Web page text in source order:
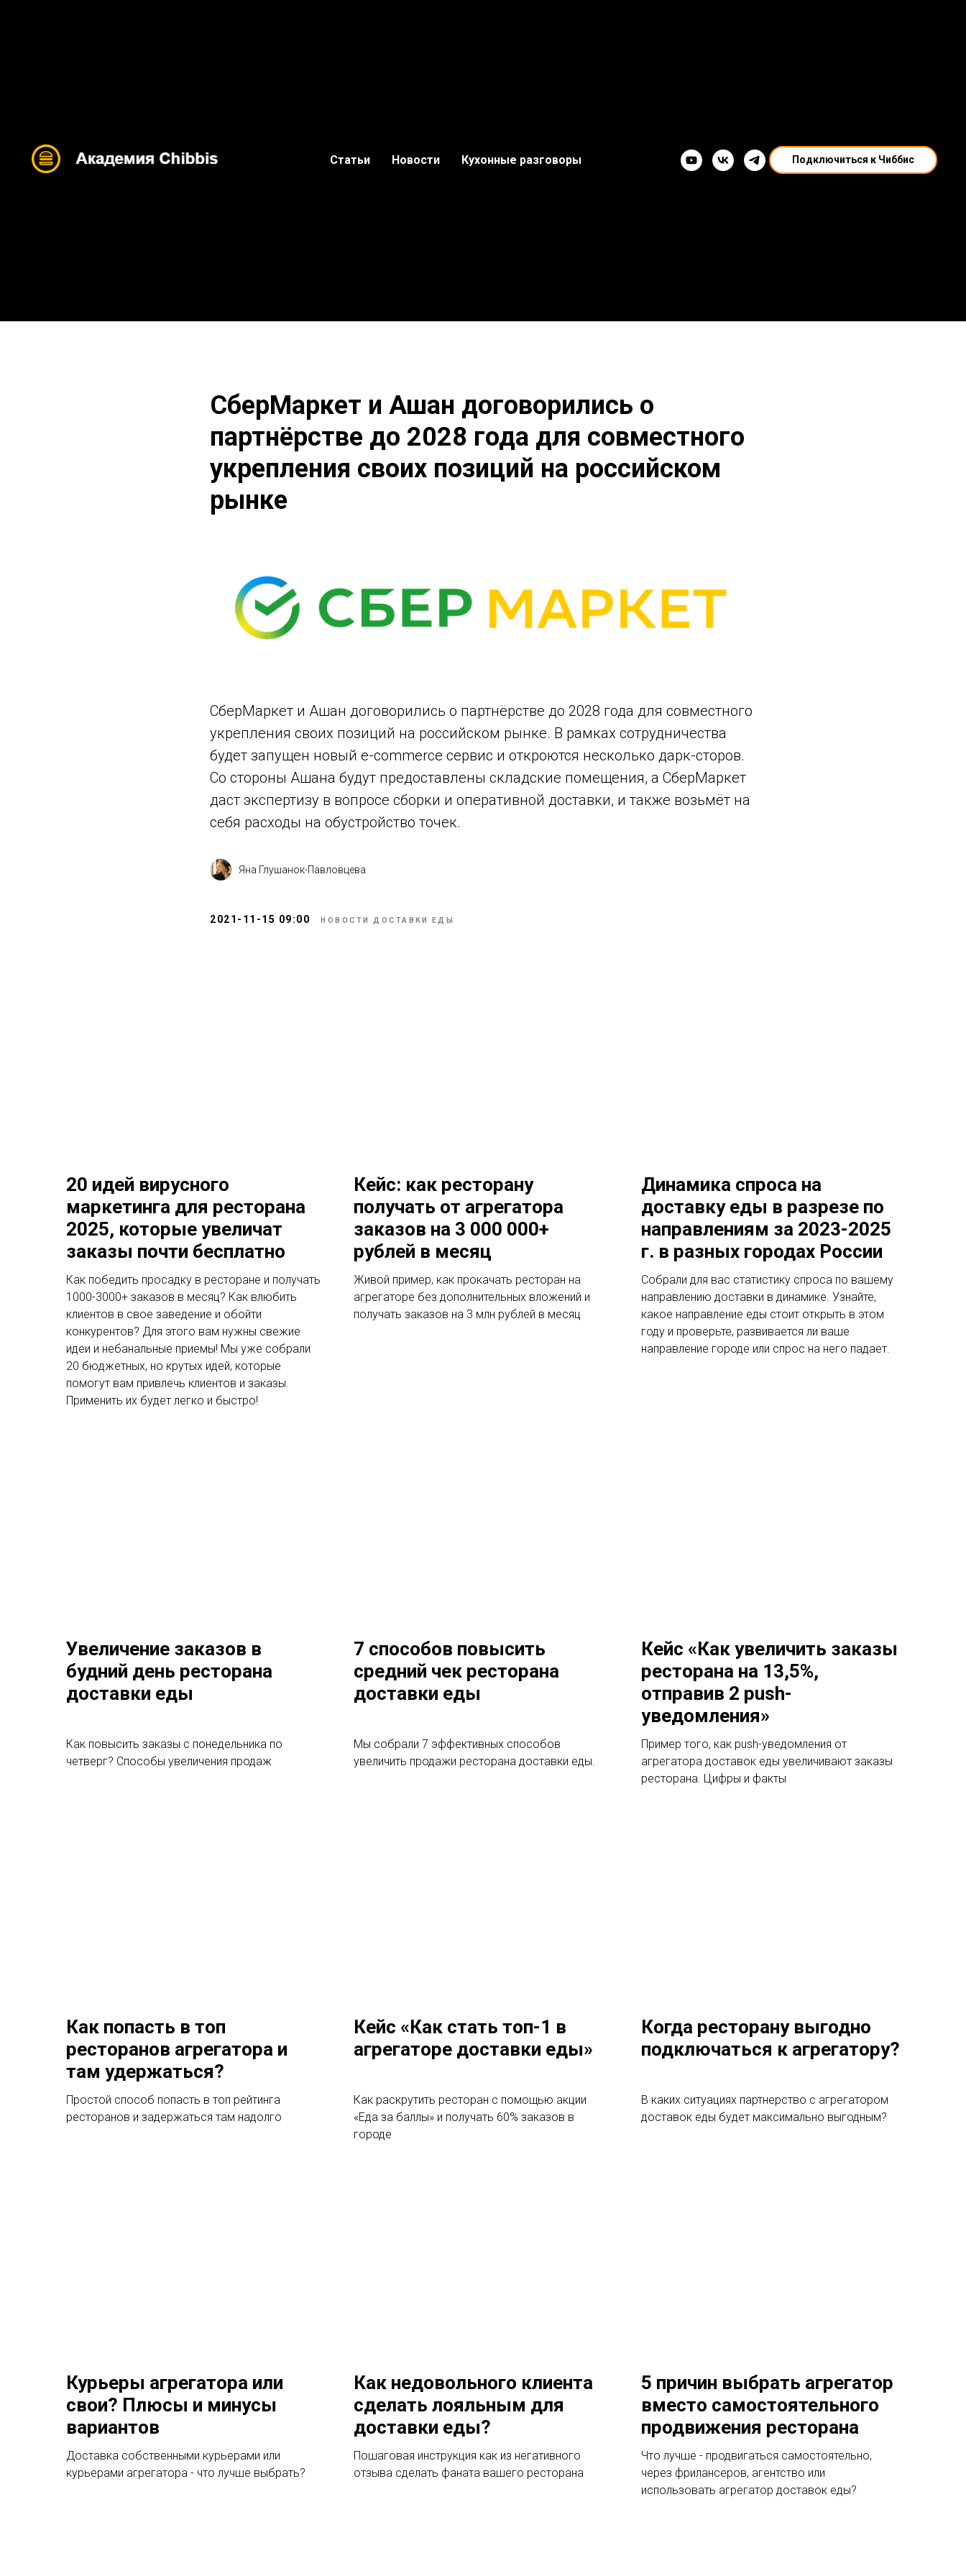
Статьи Новости Кухонные разговоры Подключиться к Чиббис
СберМаркет и Ашан договорились о
партнёрстве до 2028 года для совместного
укрепления своих позиций на российском
рынке
СберМаркет и Ашан договорились о партнёрстве до 2028 года для совместного
укрепления своих позиций на российском рынке. В рамках сотрудничества
будет запущен новый e-commerce сервис и откроются несколько дарк-сторов.
Со стороны Ашана будут предоставлены складские помещения, а СберМаркет
даст экспертизу в вопросе сборки и оперативной доставки, и также возьмёт на
себя расходы на обустройство точек.
Яна Глушанок-Павловцева
2021-11-15 09:00 НОВОСТИ ДОСТАВКИ ЕДЫ
20 идей вирусного
маркетинга для ресторана
2025, которые увеличат
заказы почти бесплатно
Как победить просадку в ресторане и получать
1000-3000+ заказов в месяц? Как влюбить
клиентов в свое заведение и обойти
конкурентов? Для этого вам нужны свежие
идеи и небанальные приемы! Мы уже собрали
20 бюджетных, но крутых идей, которые
помогут вам привлечь клиентов и заказы.
Применить их будет легко и быстро!
Кейс: как ресторану
получать от агрегатора
заказов на 3 000 000+
рублей в месяц
Живой пример, как прокачать ресторан на
агрегаторе без дополнительных вложений и
получать заказов на 3 млн рублей в месяц
Динамика спроса на
доставку еды в разрезе по
направлениям за 2023-2025
г. в разных городах России
Собрали для вас статистику спроса по вашему
направлению доставки в динамике. Узнайте,
какое направление еды стоит открыть в этом
году и проверьте, развивается ли ваше
направление городе или спрос на него падает.
Увеличение заказов в
будний день ресторана
доставки еды
Как повысить заказы с понедельника по
четверг? Способы увеличения продаж
7 способов повысить
средний чек ресторана
доставки еды
Мы собрали 7 эффективных способов
увеличить продажи ресторана доставки еды.
Кейс «Как увеличить заказы
ресторана на 13,5%,
отправив 2 push-
уведомления»
Пример того, как push-уведомления от
агрегатора доставок еды увеличивают заказы
ресторана. Цифры и факты
Как попасть в топ
ресторанов агрегатора и
там удержаться?
Простой способ попасть в топ рейтинга
ресторанов и задержаться там надолго
Кейс «Как стать топ-1 в
агрегаторе доставки еды»
Как раскрутить ресторан с помощью акции
«Еда за баллы» и получать 60% заказов в
городе
Когда ресторану выгодно
подключаться к агрегатору?
В каких ситуациях партнерство с агрегатором
доставок еды будет максимально выгодным?
Курьеры агрегатора или
свои? Плюсы и минусы
вариантов
Доставка собственными курьерами или
курьерами агрегатора - что лучше выбрать?
Как недовольного клиента
сделать лояльным для
доставки еды?
Пошаговая инструкция как из негативного
отзыва сделать фаната вашего ресторана
5 причин выбрать агрегатор
вместо самостоятельного
продвижения ресторана
Что лучше - продвигаться самостоятельно,
через фрилансеров, агентство или
использовать агрегатор доставок еды?